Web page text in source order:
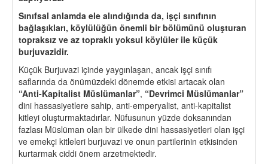
Sınıfsal anlamda ele alındığında da, işçi sınıfının
bağlaşıkları, köylülüğün önemli bir bölümünü oluşturan
topraksız ve az topraklı yoksul köylüler ile küçük
burjuvazidir.
Küçük Burjuvazi içinde yaygınlaşan, ancak işçi sınıfı
saflarında da önümüzdeki dönemde etkisi artacak olan
“Anti-Kapitalist Müslümanlar”, “Devrimci Müslümanlar”
dini hassasiyetlere sahip, anti-emperyalist, anti-kapitalist
kitleyi oluşturmaktadırlar. Nüfusunun yüzde doksanından
fazlası Müslüman olan bir ülkede dini hassasiyetleri olan işçi
ve emekçi kitleleri burjuvazi ve onun partilerinin etkisinden
kurtarmak ciddi önem arzetmektedir.